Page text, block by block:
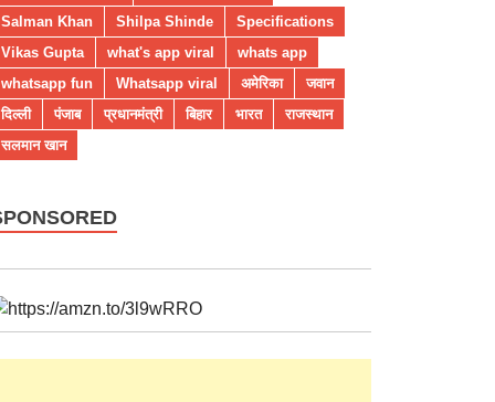
Salman Khan
Shilpa Shinde
Specifications
Vikas Gupta
what's app viral
whats app
whatsapp fun
Whatsapp viral अमेरिका
जवान
दिल्ली
पंजाब प्रधानमंत्री बिहार भारत
राजस्थान
सलमान खान